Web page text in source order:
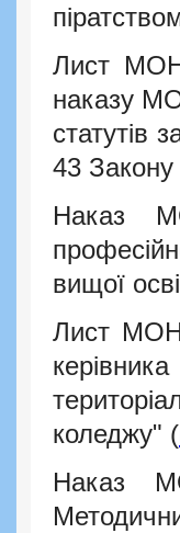
Лист
наказу
статутів
43
Наказ
вищої
Лист МОН
коледжу" (
Наказ